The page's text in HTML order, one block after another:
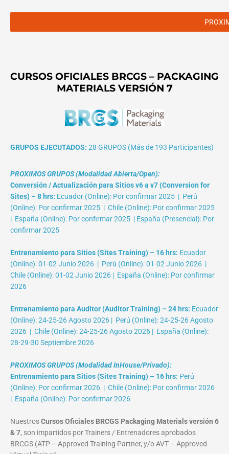
CURSOS OFICIALES BRCGS – PACKAGING
MATERIALS VERSIÓN 7
GRUPOS EJECUTADOS: 28 GRUPOS (Más de 193 Participantes)
PROXIMOS GRUPOS (Modalidad Abierta/Open):
Conversión / Actualización para Sitios v6 a v7 (Conversion for
Sites) – 8 hrs: Ecuador (Online): Por confirmar 2025 | Perú
(Online): Por confirmar 2025 | Chile (Online): Por confirmar 2025
| España (Online): Por confirmar 2025 | España (Presencial): Por
confirmar 2025
Entrenamiento para Sitios (Sites Training) – 16 hrs: Ecuador
(Online): 01-02 Junio 2026 | Perú (Online): 01-02 Junio 2026 |
Chile (Online): 01-02 Junio 2026 | España (Online): Por confirmar
2026
Entrenamiento para Auditor (Auditor Training) – 24 hrs: Ecuador
(Online): 24-25-26 Agosto 2026 | Perú (Online): 24-25-26 Agosto
2026 | Chile (Online): 24-25-26 Agosto 2026 | España (Online):
28-29-30 Septiembre 2026
PROXIMOS GRUPOS (Modalidad InHouse/Privado):
Entrenamiento para Sitios (Sites Training) – 16 hrs: Perú
(Online): Por confirmar 2026 | Chile (Online): Por confirmar 2026
| España (Online): Por confirmar 2026
NuestrosCursos Oficiales BRCGS Packaging Materials versión 6
& 7, son impartidos por Trainers / Entrenadores aprobados
BRCGS (ATP – Approved Training Partner, y/o AVT – Approved